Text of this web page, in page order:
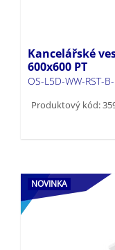
Kancelářské
600x600 PT
OS-L5D-WW-RST-B-
Produktový kód:
NOVINKA